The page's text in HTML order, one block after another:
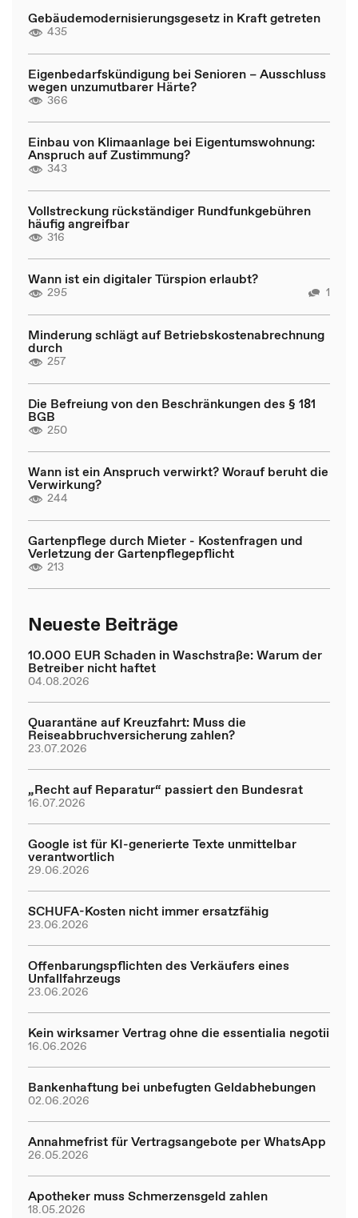
Gebäudemodernisierungsgesetz in Kraft getreten
435
Eigenbedarfskündigung bei Senioren – Ausschluss
wegen unzumutbarer Härte?
366
Einbau von Klimaanlage bei Eigentumswohnung:
Anspruch auf Zustimmung?
343
Vollstreckung rückständiger Rundfunkgebühren
häufig angreifbar
316
Wann ist ein digitaler Türspion erlaubt?
295 1
Minderung schlägt auf Betriebskostenabrechnung
durch
257
Die Befreiung von den Beschränkungen des § 181
BGB
250
Wann ist ein Anspruch verwirkt? Worauf beruht die
Verwirkung?
244
Gartenpflege durch Mieter - Kostenfragen und
Verletzung der Gartenpflegepflicht
213
Neueste Beiträge
10.000 EUR Schaden in Waschstraße: Warum der
Betreiber nicht haftet
04.08.2026
Quarantäne auf Kreuzfahrt: Muss die
Reiseabbruchversicherung zahlen?
23.07.2026
„Recht auf Reparatur“ passiert den Bundesrat
16.07.2026
Google ist für KI-generierte Texte unmittelbar
verantwortlich
29.06.2026
SCHUFA-Kosten nicht immer ersatzfähig
23.06.2026
Offenbarungspflichten des Verkäufers eines
Unfallfahrzeugs
23.06.2026
Kein wirksamer Vertrag ohne die essentialia negotii
16.06.2026
Bankenhaftung bei unbefugten Geldabhebungen
02.06.2026
Annahmefrist für Vertragsangebote per WhatsApp
26.05.2026
Apotheker muss Schmerzensgeld zahlen
18.05.2026